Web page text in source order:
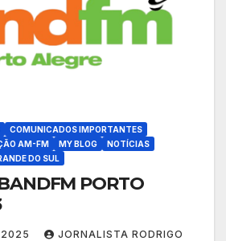
COMUNICADOS IMPORTANTES
AM-FM MY BLOG
NOTÍCIAS
DO SUL
PORTO
2025
JORNALISTA RODRIGO